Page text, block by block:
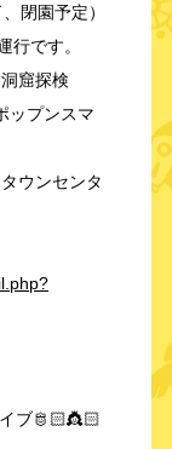
閉園予定）
です。
窟探検
ップンスマ
ウンセンタ
ブ🫅🏻👸🏻